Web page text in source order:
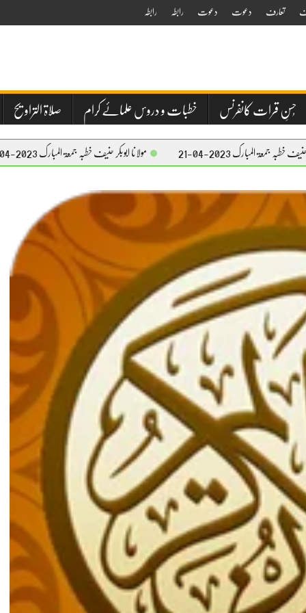
تعارف دعوت دعوت رابطہ رابطہ
حُسنِ قرات کانفرنس خطبات و دروس علمائے کرام صلاۃ التراویح
04-21 مولانا ابوبکر حنیف خطبہ جمعۃ المبارک 2023-04-21